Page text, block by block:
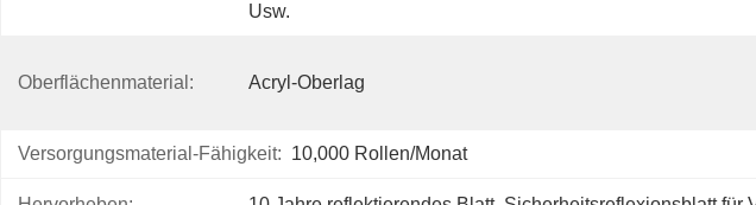
Usw.
Oberflächenmaterial: Acryl-Oberlag
Versorgungsmaterial-Fähigkeit: 10,000 Rollen/Monat